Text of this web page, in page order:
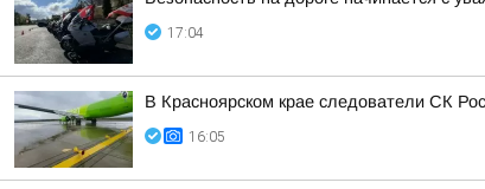
17:04
В Красноярском крае следователи СК
16:05